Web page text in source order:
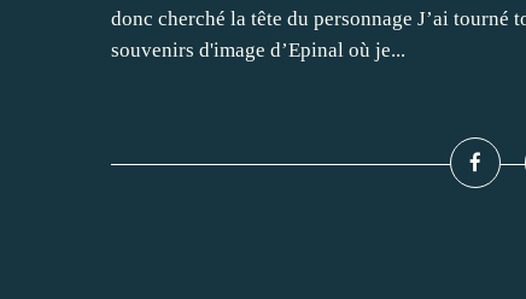
donc cherché la tête du personnage J’ai tourné
souvenirs d'image d’Epinal où je...